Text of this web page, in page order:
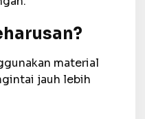
material
jauh lebih